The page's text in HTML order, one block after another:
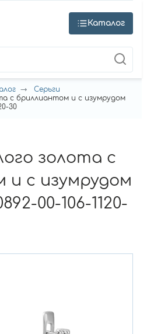
Каталог
Серьги
с бриллиантом и с изумрудом
30
золота с
с изумрудом
00-106-1120-